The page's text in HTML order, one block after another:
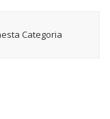
Categoria